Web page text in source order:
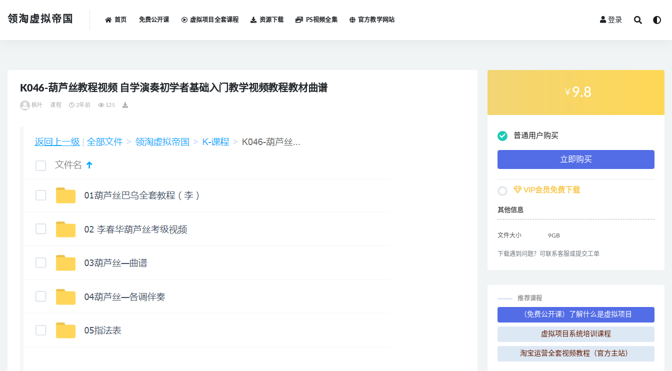
领淘虚拟帝国 首页 免费公开课 虚拟项目全套课程 资源下载 PS视频全集 官方教学网站 登录
K046-葫芦丝教程视频 自学演奏初学者基础入门教学视频教程教材曲谱
枫叶 课程 2年前 125
￥ 9.8
普通用户购买
立即购买
VIP会员免费下载
其他信息
文件大小 9GB
下载遇到问题？可联系客服或提交工单
推荐课程
（免费公开课）了解什么是虚拟项目
虚拟项目系统培训课程
淘宝运营全套视频教程（官方主站）